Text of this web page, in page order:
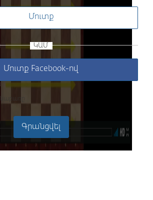
Մուտք
ԿԱՄ
Մուտք Facebook-ով
Գրանցվել